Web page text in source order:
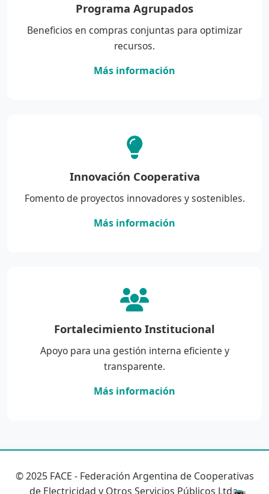
Programa Agrupados
Beneficios en compras conjuntas para optimizar
recursos.
Más información
Innovación Cooperativa
Fomento de proyectos innovadores y sostenibles.
Más información
Fortalecimiento Institucional
Apoyo para una gestión interna eficiente y
transparente.
Más información
© 2025 FACE - Federación Argentina de Cooperativas
de Electricidad y Otros Servicios Públicos Ltda.